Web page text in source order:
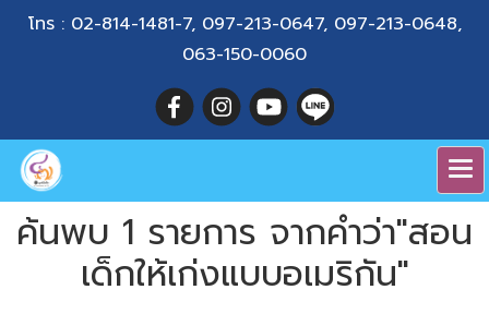
โทร : 02-814-1481-7, 097-213-0647, 097-213-0648,
063-150-0060
ค้นพบ 1 รายการ จากคำว่า"สอน
เด็กให้เก่งแบบอเมริกัน"